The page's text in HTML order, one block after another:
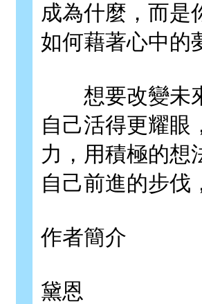
成為什麼，而是
如何藉著心中的
想要改變未來
自己活得更耀眼
力，用積極的想
自己前進的步伐
作者簡介
黛恩